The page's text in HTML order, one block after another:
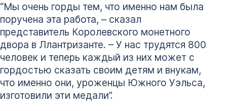
“Мы очень горды тем, что именно нам была
поручена эта работа, – сказал
представитель Королевского монетного
двора в Ллантризанте. – У нас трудятся 800
человек и теперь каждый из них может с
гордостью сказать своим детям и внукам,
что именно они, уроженцы Южного Уэльса,
изготовили эти медали”.